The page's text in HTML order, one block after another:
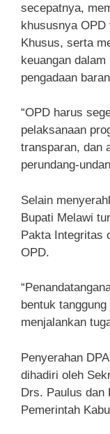
secepatnya,
khususnya
Khusus, serta
keuangan
pengadaan
“OPD harus
pelaksanaan
transparan, dan
perundang-
Selain
Bupati Melawi
Pakta Integritas
OPD.
bentuk
menjalankan
Penyerahan
dihadiri oleh
Drs. Paulus dan
Pemerintah